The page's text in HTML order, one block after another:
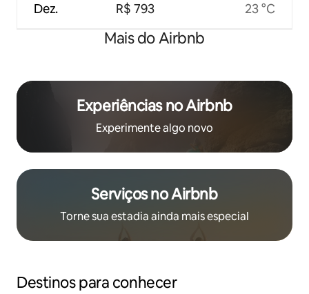
Dez. R$ 793 23 °C
Mais do Airbnb
Experiências no Airbnb
Experimente algo novo
Serviços no Airbnb
Torne sua estadia ainda mais especial
Destinos para conhecer